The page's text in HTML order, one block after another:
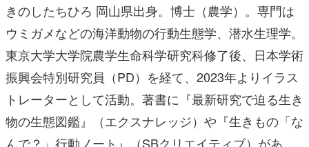
きのしたちひろ 岡山県出身。博士（農学）。専門は
ウミガメなどの海洋動物の行動生態学、潜水生理学。
東京大学大学院農学生命科学研究科修了後、日本学術
振興会特別研究員（PD）を経て、2023年よりイラス
トレーターとして活動。著書に『最新研究で迫る生き
物の生態図鑑』（エクスナレッジ）や『生きもの「な
んで？」行動ノート』（SBクリエイティブ）があ